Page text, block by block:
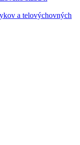
a telovýchovných